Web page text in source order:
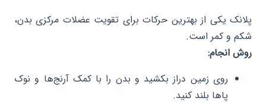
پلانک یکی از بهترین حرکات برای تقویت عضلات مرکزی بدن،
شکم و کمر است.
روش انجام:
روی زمین دراز بکشید و بدن را با کمک آرنج‌ها و نوک
پاها بلند کنید.